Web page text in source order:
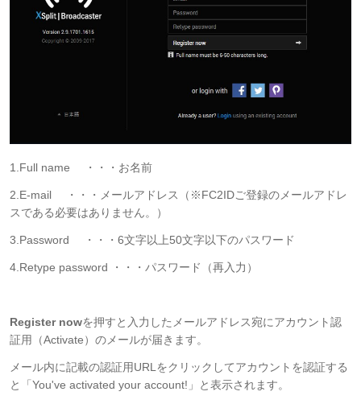
1.Full name ・・・お名前
2.E-mail ・・・メールアドレス（※FC2IDご登録のメールアドレ
スである必要はありません。）
3.Password ・・・6文字以上50文字以下のパスワード
4.Retype password ・・・パスワード（再入力）
Register nowを押すと入力したメールアドレス宛にアカウント認
証用（Activate）のメールが届きます。
メール内に記載の認証用URLをクリックしてアカウントを認証する
と「You've activated your account!」と表示されます。